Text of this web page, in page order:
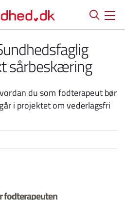
sårbeskæring
du som fodterapeut bør
i projektet om vederlagsfri
fodterapeuten